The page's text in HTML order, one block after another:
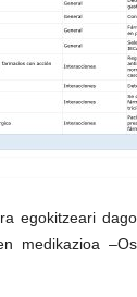
egokitzeari
medikazioa